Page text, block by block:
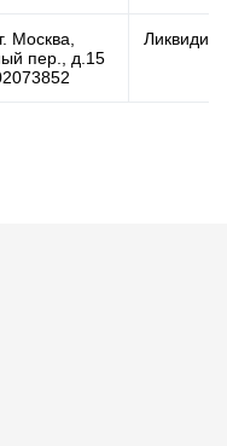
Москва,
пер., д.15